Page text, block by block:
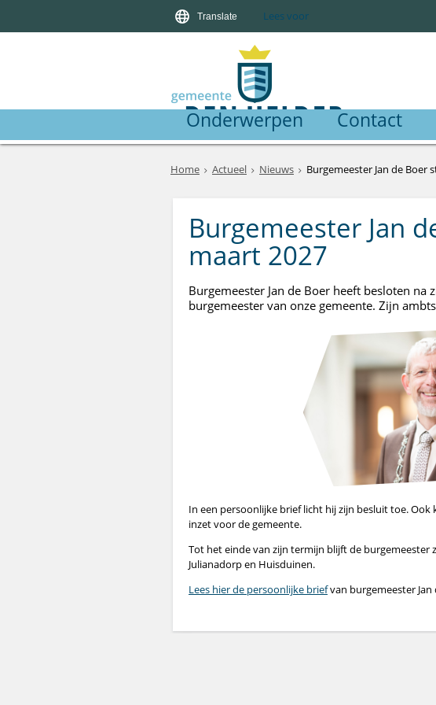
Translate Lees voor
Onderwerpen Contact
Home Actueel Nieuws Burgemeester Jan de Boer
Burgemeester Jan
maart 2027
Burgemeester Jan de Boer heeft besloten
burgemeester van onze gemeente. Zijn
In een persoonlijke brief licht hij zijn besluit toe.
inzet voor de gemeente.
Tot het einde van zijn termijn blijft de burgemeester
Julianadorp en Huisduinen.
Lees hier de persoonlijke briefvan burgemeester Jan